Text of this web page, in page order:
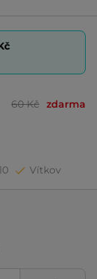
60 Kč zdarma
Vítkov